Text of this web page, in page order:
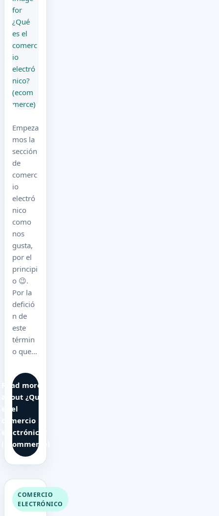
Empeza
mos la
sección
de
comerc
io
electró
nico
como
nos
gusta,
por el
principi
o 😉.
Por la
defició
n de
este
términ
o que…
Read more
about ¿Qué
es el
comercio
electrónico?
(ecommerce)
COMERCIO
ELECTRÓNICO